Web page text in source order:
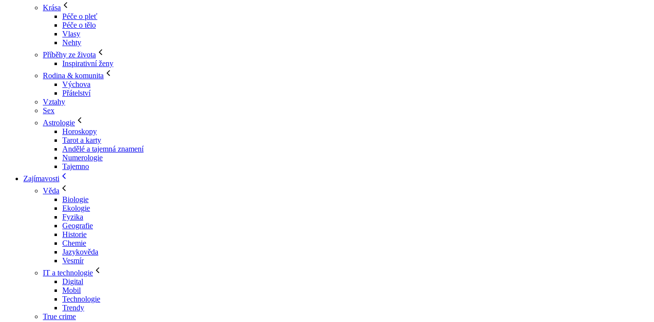
Krása
Péče o pleť
Péče o tělo
Vlasy
Nehty
Příběhy ze života
Inspirativní ženy
Rodina & komunita
Výchova
Přátelství
Vztahy
Sex
Astrologie
Horoskopy
Tarot a karty
Andělé a tajemná znamení
Numerologie
Tajemno
Zajímavosti
Věda
Biologie
Ekologie
Fyzika
Geografie
Historie
Chemie
Jazykověda
Vesmír
IT a technologie
Digital
Mobil
Technologie
Trendy
True crime